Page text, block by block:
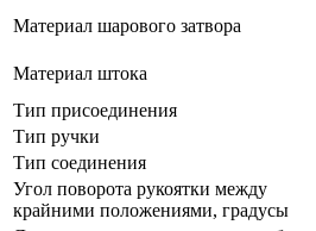
Материал шарового затвора
Материал штока
Тип присоединения
Тип ручки
Тип соединения
Угол поворота рукоятки между
крайними положениями, градусы